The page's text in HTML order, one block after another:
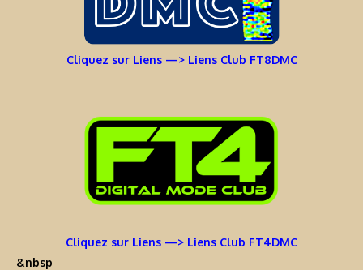
Cliquez sur Liens —> Liens Club FT8DMC
Cliquez sur Liens —> Liens Club FT4DMC
&nbsp